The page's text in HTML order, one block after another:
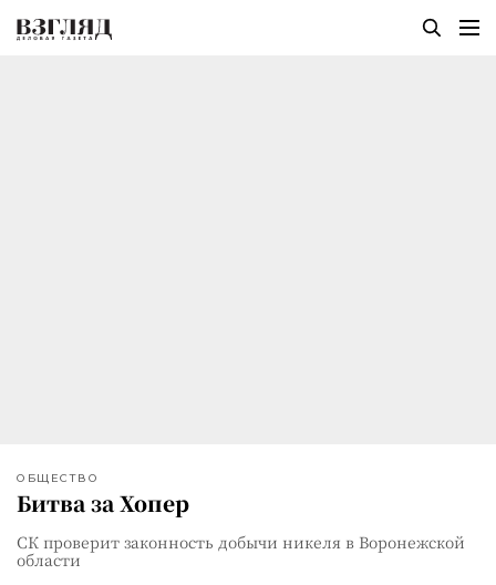
ОБЩЕСТВО
Битва за Хопер
СК проверит законность добычи никеля в Воронежской
области